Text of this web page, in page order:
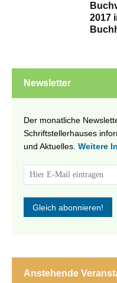
2017
Newsletter
Der monatliche
Schriftstellerhauses
und Aktuelles. Weitere
Anstehende